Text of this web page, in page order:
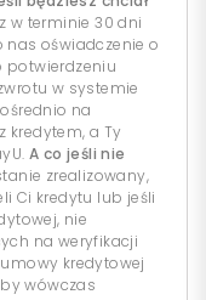
w terminie 30 dni
nas oświadczenie o
potwierdzeniu
w systemie
na
kredytem, a Ty
A co jeśli nie
zrealizowany,
Ci kredytu lub jeśli
nie
na weryfikacji
kredytowej
wówczas